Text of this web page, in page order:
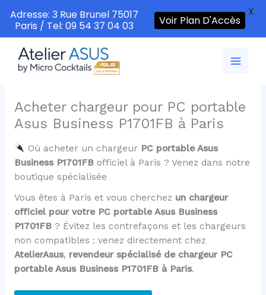
contenu
Acheter chargeur pour PC portable
Asus Business P1701FB à Paris
Où acheter un chargeur PC portable Asus
Business P1701FBofficiel à Paris ? Venez dans notre
boutique spécialisée
Vous êtes à Paris et vous cherchez un chargeur
officiel pour votre PC portable Asus Business
P1701FB? Évitez les contrefaçons et les chargeurs
non compatibles : venez directement chez
AtelierAsus, revendeur spécialisé de chargeur PC
portable Asus Business P1701FB à Paris.
Adresse: 3 Rue Brunel 75017
Paris / Tel: 09 54 37 04 03
Voir Plan D'Accès
X